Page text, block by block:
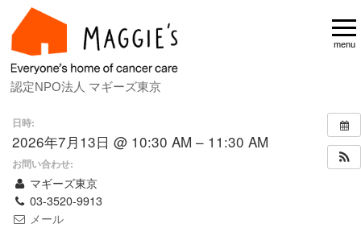
認定NPO法人 マギーズ東京
menu
日時:
2026年7月13日 @ 10:30 AM – 11:30 AM
お問い合わせ:
マギーズ東京
03-3520-9913
メール